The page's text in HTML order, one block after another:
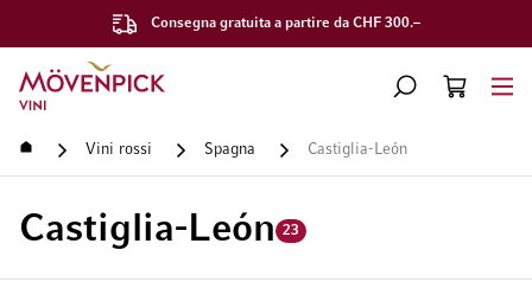
Consegna gratuita a partire da CHF 300.–
Vai alla Home Page
CERCA
CART
Home Vini rossi Spagna Castiglia-León
Castiglia-León 23